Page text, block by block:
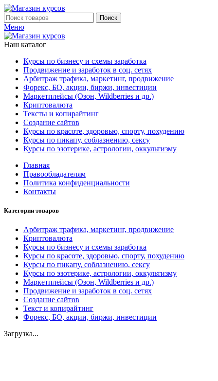
Поиск
Меню
Наш каталог
Курсы по бизнесу и схемы заработка
Продвижение и заработок в соц. сетях
Арбитраж трафика, маркетинг, продвижение
Форекс, БО, акции, биржи, инвестиции
Маркетплейсы (Озон, Wildberries и др.)
Криптовалюта
Тексты и копирайтинг
Создание сайтов
Курсы по красоте, здоровью, спорту, похудению
Курсы по пикапу, соблазнению, сексу
Курсы по эзотерике, астрологии, оккультизму
Главная
Правообладателям
Политика конфиденциальности
Контакты
Категории товаров
Арбитраж трафика, маркетинг, продвижение
Криптовалюта
Курсы по бизнесу и схемы заработка
Курсы по красоте, здоровью, спорту, похудению
Курсы по пикапу, соблазнению, сексу
Курсы по эзотерике, астрологии, оккультизму
Маркетплейсы (Озон, Wildberries и др.)
Продвижение и заработок в соц. сетях
Создание сайтов
Текст и копирайтинг
Форекс, БО, акции, биржи, инвестиции
Загрузка...